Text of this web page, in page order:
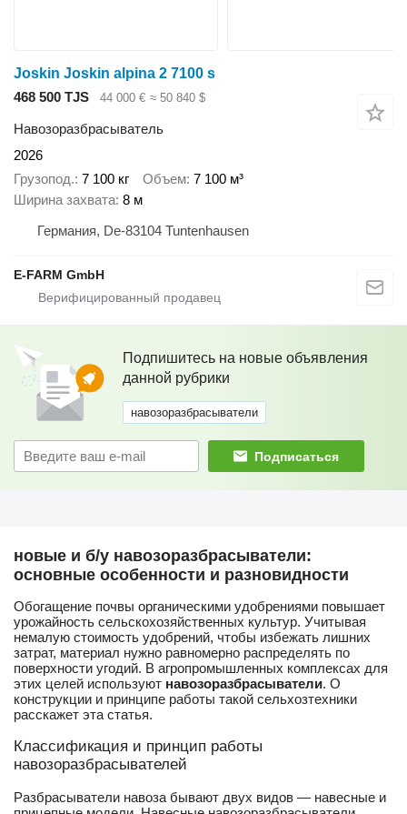
Joskin Joskin alpina 2 7100 s
468 500 TJS
44 000 € ≈ 50 840 $
Навозоразбрасыватель
2026
Грузопод. 7 100 кг Объем 7 100 м³
Ширина захвата 8 м
Германия, De-83104 Tuntenhausen
E-FARM GmbH
Подпишитесь на новые объявления
данной рубрики
навозоразбрасыватели
Подписаться
новые и б/у навозоразбрасыватели:
основные особенности и разновидности
Обогащение почвы органическими удобрениями повышает
урожайность сельскохозяйственных культур. Учитывая
немалую стоимость удобрений, чтобы избежать лишних
затрат, материал нужно равномерно распределять по
поверхности угодий. В агропромышленных комплексах для
этих целей используют навозоразбрасыватели. О
конструкции и принципе работы такой сельхозтехники
расскажет эта статья.
Классификация и принцип работы
навозоразбрасывателей
Разбрасыватели навоза бывают двух видов — навесные и